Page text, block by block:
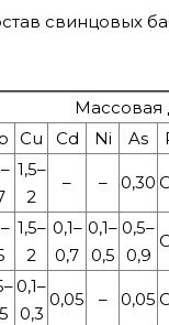
свинцовых
Массовая
Сu Cd Ni As
1,5–
2
– – 0,30
1,5–
2
0,1–
0,7
0,1–
0,5
0,5–
0,9
0,1–
0,3
0,05 – 0,05